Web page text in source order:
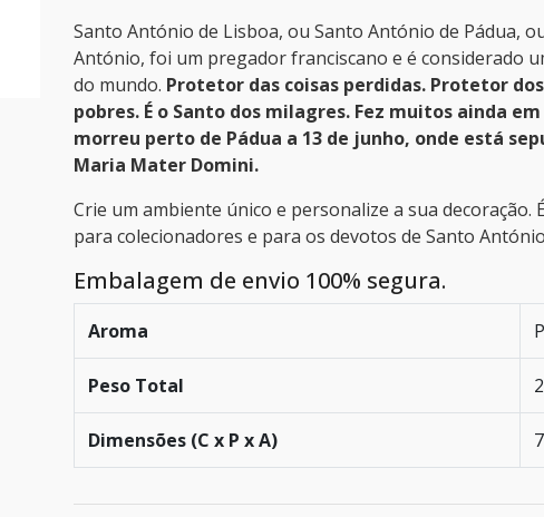
Santo António de Lisboa, ou Santo António de Pádua,
António, foi um pregador franciscano e é considerado
do mundo. Protetor das coisas perdidas. Protetor
pobres. É o Santo dos milagres. Fez muitos ainda
morreu perto de Pádua a 13 de junho, onde está
Maria Mater Domini.
Crie um ambiente único e personalize a sua decoração.
para colecionadores e para os devotos de Santo
Embalagem de envio 100% segura.
Aroma
Peso Total
Dimensões (C x P x A)